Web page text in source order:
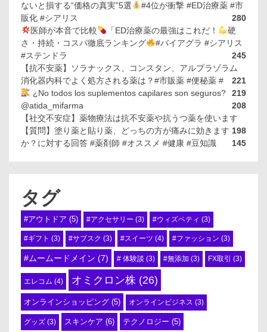
ないと損する“価格の真実”5選
#4位が衝撃 #ED治療薬 #市
販化 #シアリス
280
医師が本音で比較
「ED治療薬の最強はこれだ！
硬
さ・持続・コスパ徹底ランキング
#バイアグラ #シアリス
#ステンドラ
245
【抗不安薬】ソラナックス、コンスタン、アルプラゾラム
221
消化器内科でよく処方される薬は？#市販薬 #便秘薬 #
219
¿No todos los suplementos capilares son seguros?
@atida_mifarma
208
【社交不安症】薬物療法は抗不安薬や抗うつ薬を使います
198
【質問】塗り薬と貼り薬、どっちの方が痛みに効きます
か？に対する回答 #薬剤師 #オススメ #健康 #豆知識
145
タグ
#アウトドア (5) #アクセサリー (3) #ウィズペティ (3)
#ギフト (3) #サブスク (3) #スイーツ (4) #ファッション (3)
#ムームードメイン (7) # 体験談 (3) #無添加 (3) FX取引 (3)
エレコム (4) オミクロン株 (26)
オンラインショッピング (5) オンラインビジネス (3)
グッズ (3) スキンケア (6) テクノロジー (5)